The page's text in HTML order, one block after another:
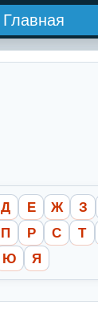
Главная
Д Е Ж З
П Р С Т
Ю Я